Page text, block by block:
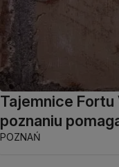
Tajemnice Fortu
poznaniu
POZNAŃ